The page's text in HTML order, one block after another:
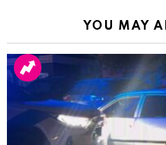
YOU MAY